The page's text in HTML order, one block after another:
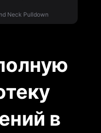
Neck Pulldown
в